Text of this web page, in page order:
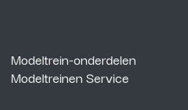
Modeltrein-onderdelen
Modeltreinen Service